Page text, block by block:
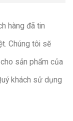
hàng đã tin
Chúng tôi sẽ
sản phẩm của
khách sử dụng